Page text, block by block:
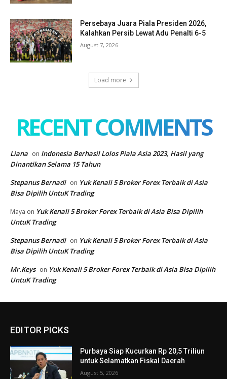
EDITOR PICKS
Purbaya Siap Kucurkan Rp 20,5 Triliun
untuk Selamatkan Fiskal Daerah
August 5, 2026